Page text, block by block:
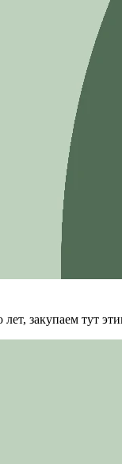
закупаем тут